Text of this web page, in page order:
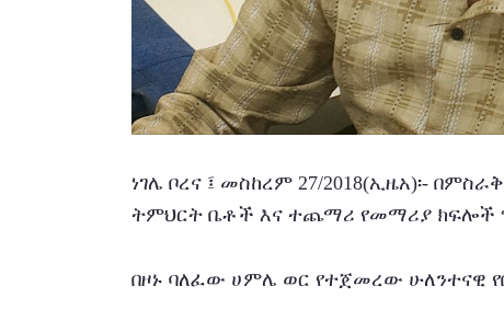
ነገሌ ቦረና ፤ መስከረም 27/2018(ኢዜአ)፡-
ትምህርት ቤቶች እና ተጨማሪ የመማሪያ ክፍሎች
በዞኑ ባለፈው ሀምሌ ወር የተጀመረው ሁለንተናዊ